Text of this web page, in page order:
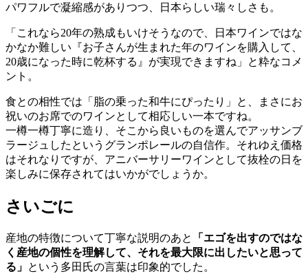
パワフルで凝縮感がありつつ、日本らしい瑞々しさも。
「これなら20年の熟成もいけそうなので、日本ワインではな
かなか難しい『お子さんが生まれた年のワインを購入して、
20歳になった時に乾杯する』が実現できますね」と粋なコメ
ント。
食との相性では「脂の乗った和牛にぴったり」と、まさにお
祝いのお席でのワインとして相応しい一本ですね。
一樽一樽丁寧に造り、そこから良いものを選んでアッサンブ
ラージュしたというグランポレールの自信作。それゆえ価格
はそれなりですが、アニバーサリーワインとして抜栓の日を
楽しみに保存されてはいかがでしょうか。
さいごに
産地の特徴について丁寧な説明のあと
「エゴを出すのではな
く産地の個性を理解して、それを最大限に出したいと思って
る」 という多田氏の言葉は印象的でした。